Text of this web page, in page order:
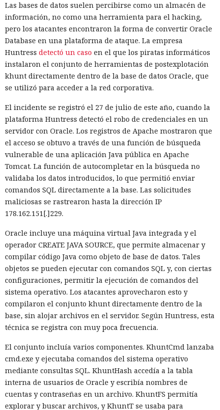
importante desde octubre de 2025, que reduce el consumo
de memoria RAM en desarrollo hasta un 90% y, además,
acelera el renderizado y el funcionamiento en general.
La contribución principal a la economía de memoria la
aporta el empaquetador integrado Turbopack, que desde
2022 sustituye progresivamente a Webpack en el proyecto.
En la nueva versión están activados por defecto el caché en
instancia con 50 rutas (páginas separadas) ahora consume
alrededor de 840 megabytes en lugar de los anteriores 4,6
gigabytes — un ahorro de aproximadamente el 82%.
El caché en disco, probado ya en la versión 16.1, lee el caché
guardado antes de la compilación y recompila solo los
fragmentos de código que han cambiado. Según pruebas de
Vercel, una compilación de un proyecto que antes tardaba
21 segundos ahora se completa en 9,2 segundos — una
aceleración de 2,3 veces. El desplazamiento de memoria,
no solicitados al disco cuando se aproxima al umbral de
carga y los vuelve a cargar cuando es necesario.
En modo experimental está disponible un nuevo
compilador de React escrito en Rust, integrado directamente
en Turbopack. Evita la configuración manual de la memoiza
ciónque antes requería pasar el código por eltranspilador
Babel, y es capaz de reducir el tiempo de compilación en un
34% en arranque en frío y en un 46% en recompilación.
La mejora de rendimiento también afectó a la ejecución del
código. El paso a TypeScript versión 7, reescrito en Go, según
la estimación del equipo de Next.js acelera el
funcionamiento aproximadamente diez veces. En el
servidor, renunciar a la conversión de los web streams a
favor de los streams nativos de Node.js en toda la capa de
Las bases de datos suelen percibirse como un almacén de
información, no como una herramienta para el hacking,
pero los atacantes encontraron la forma de convertir Oracle
Database en una plataforma de ataque. La empresa
Huntress detectó un caso en el que los piratas informáticos
instalaron el conjunto de herramientas de postexplotación
khunt directamente dentro de la base de datos Oracle, que
se utilizó para acceder a la red corporativa.
El incidente se registró el 27 de julio de este año, cuando la
plataforma Huntress detectó el robo de credenciales en un
servidor con Oracle. Los registros de Apache mostraron que
el acceso se obtuvo a través de una función de búsqueda
vulnerable de una aplicación Java pública en Apache
Tomcat. La función de autocompletar en la búsqueda no
validaba los datos introducidos, lo que permitió enviar
comandos SQL directamente a la base. Las solicitudes
maliciosas se rastrearon hasta la dirección IP
178.162.151[.]229.
Oracle incluye una máquina virtual Java integrada y el
operador CREATE JAVA SOURCE, que permite almacenar y
compilar código Java como objeto de base de datos. Tales
objetos se pueden ejecutar con comandos SQL y, con ciertas
configuraciones, permitir la ejecución de comandos del
sistema operativo. Los atacantes aprovecharon esto y
compilaron el conjunto khunt directamente dentro de la
base, sin alojar archivos en el servidor. Según Huntress, esta
técnica se registra con muy poca frecuencia.
El conjunto incluía varios componentes. KhuntCmd lanzaba
cmd.exe y ejecutaba comandos del sistema operativo
mediante consultas SQL. KhuntHash accedía a la tabla
interna de usuarios de Oracle y escribía nombres de
cuentas y contraseñas en un archivo. KhuntFS permitía
explorar y buscar archivos, y KhuntT se usaba para